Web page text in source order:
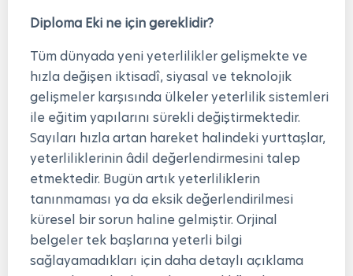
Diploma Eki ne için gereklidir?
Tüm dünyada yeni yeterlilikler gelişmekte ve
hızla değişen iktisadî, siyasal ve teknolojik
gelişmeler karşısında ülkeler yeterlilik sistemleri
ile eğitim yapılarını sürekli değiştirmektedir.
Sayıları hızla artan hareket halindeki yurttaşlar,
yeterliliklerinin âdil değerlendirmesini talep
etmektedir. Bugün artık yeterliliklerin
tanınmaması ya da eksik değerlendirilmesi
küresel bir sorun haline gelmiştir. Orjinal
belgeler tek başlarına yeterli bilgi
sağlayamadıkları için daha detaylı açıklama